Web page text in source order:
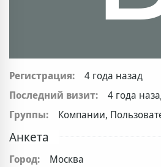
Регистрация:
4 года назад
Последний визит:
4 года
Группы:
Компании,
Анкета
Город: Москва